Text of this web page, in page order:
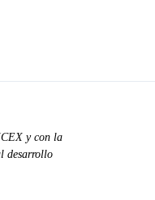
y con la
desarrollo